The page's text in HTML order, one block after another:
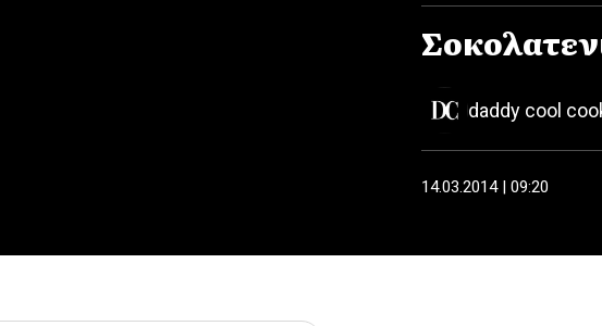
daddy cool
14.03.2014 | 09:20